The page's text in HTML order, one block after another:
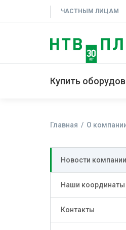
ЧАСТНЫМ ЛИЦАМ
Купить
Главная О
Новости компании
Наши координаты
Контакты